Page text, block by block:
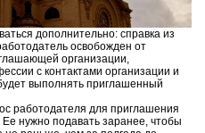
дополнительно: справка из
освобожден от
организации,
с контактами организации и
выполнять приглашенный
работодателя для приглашения
нужно подавать заранее, чтобы